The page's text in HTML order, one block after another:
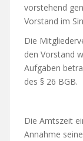
vorstehend
Vorstand im
Die
den Vorstand
Aufgaben
des § 26 BGB.
Die Amtszeit
Annahme